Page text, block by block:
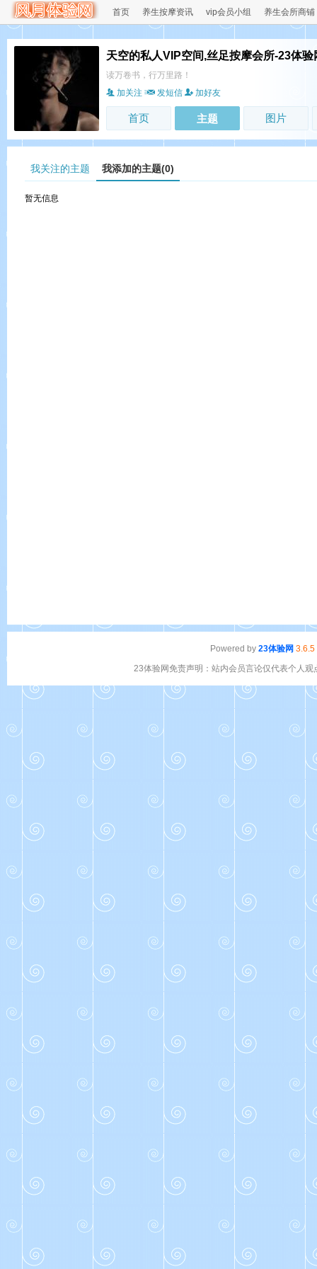
首页 养生按摩资讯 vip会员小组 养生会所商铺
天空的私人VIP空间,丝足按摩会所-23体验
读万卷书，行万里路！
加关注
发短信 加好友
首页 主题 图片
我关注的主题 我添加的主题(0)
暂无信息
Powered by 23体验网 3.6.5
23体验网免责声明：站内会员言论仅代表个人